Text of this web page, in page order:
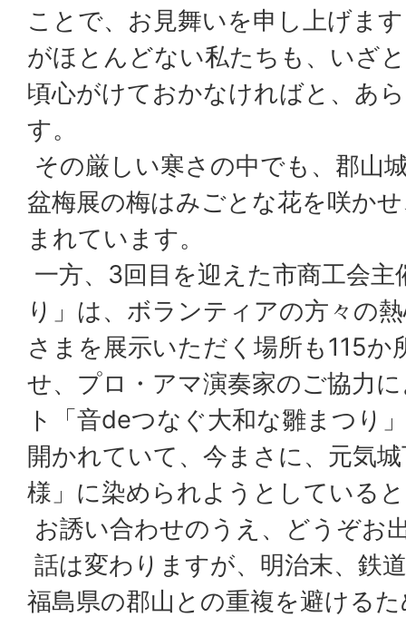
ことで、お見舞いを申し上げま
がほとんどない私たちも、いざ
頃心がけておかなければと、あ
す。
その厳しい寒さの中でも、郡山
盆梅展の梅はみごとな花を咲か
まれています。
一方、3回目を迎えた市商工会
り」は、ボランティアの方々の
さまを展示いただく場所も115か
せ、プロ・アマ演奏家のご協力
ト「音deつなぐ大和な雛まつり
開かれていて、今まさに、元気
様」に染められようとしている
お誘い合わせのうえ、どうぞお
話は変わりますが、明治末、鉄
福島県の郡山との重複を避ける